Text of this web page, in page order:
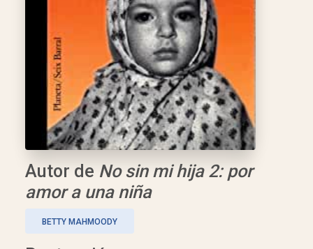
Autor de No sin mi hija 2: por
amor a una niña
BETTY MAHMOODY